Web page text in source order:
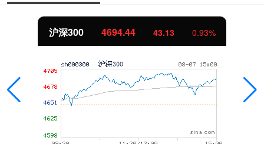
沪深300 4694.44 43.13 0.93%